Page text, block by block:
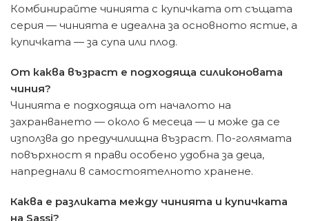
Комбинирайте чинията с купичката от същата
серия — чинията е идеална за основното ястие, а
купичката — за супа или плод.
От каква възраст е подходяща силиконовата
чиния?
Чинията е подходяща от началото на
захранването — около 6 месеца — и може да се
използва до предучилищна възраст. По-голямата
повърхност я прави особено удобна за деца,
напреднали в самостоятелното хранене.
Каква е разликата между чинията и купичката
на Sassi?